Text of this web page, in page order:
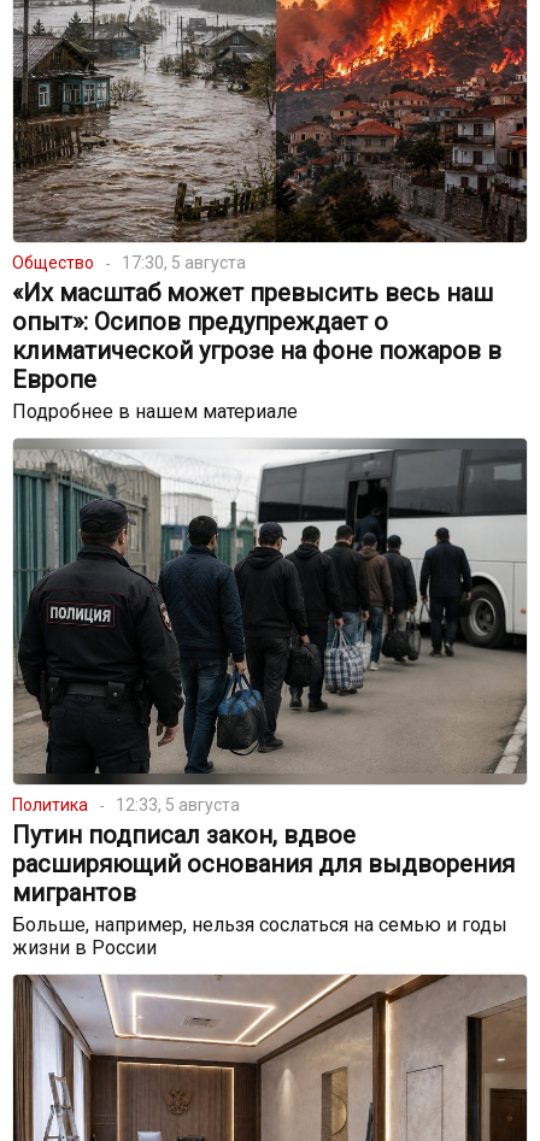
Общество 17:30, 5 августа
«Их масштаб может превысить весь наш
опыт»: Осипов предупреждает о
климатической угрозе на фоне пожаров в
Европе
Подробнее в нашем материале
Политика 12:33, 5 августа
Путин подписал закон, вдвое
расширяющий основания для выдворения
мигрантов
Больше, например, нельзя сослаться на семью и годы
жизни в России